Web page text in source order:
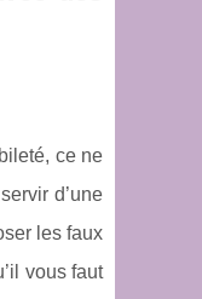
ce ne
d’une
les faux
vous faut